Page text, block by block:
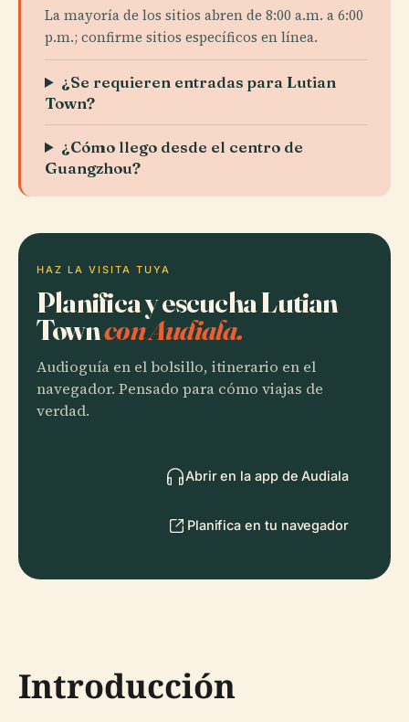
La mayoría de los sitios abren de 8:00 a.m. a 6:00
p.m.; confirme sitios específicos en línea.
¿Se requieren entradas para Lutian
Town?
¿Cómo llego desde el centro de
Guangzhou?
HAZ LA VISITA TUYA
Planifica y escucha Lutian
Towncon Audiala.
Audioguía en el bolsillo, itinerario en el
navegador. Pensado para cómo viajas de
verdad.
Abrir en la app de Audiala
Planifica en tu navegador
Introducción